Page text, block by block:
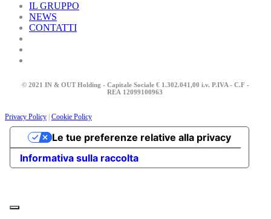
IL GRUPPO
NEWS
CONTATTI
© 2021 IN & OUT Holding - Capitale Sociale € 1.302.041,00 i.v. P.IVA - C.F -
REA 12099100963
Privacy Policy Cookie Policy
Informativa sulla raccolta
Le tue preferenze relative alla privacy